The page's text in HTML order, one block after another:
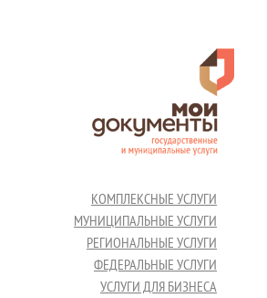
КОМПЛЕКСНЫЕ УСЛУГИ
МУНИЦИПАЛЬНЫЕ УСЛУГИ
РЕГИОНАЛЬНЫЕ УСЛУГИ
ФЕДЕРАЛЬНЫЕ УСЛУГИ
УСЛУГИ ДЛЯ БИЗНЕСА